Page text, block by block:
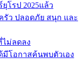
โรป 2025แล้ว
รัว ปลอดภัย สนุก และ
ม่ลดลง
โอกาสค้นพบตัวเอง